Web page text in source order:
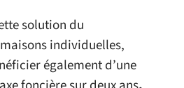
solution du
individuelles,
également d’une